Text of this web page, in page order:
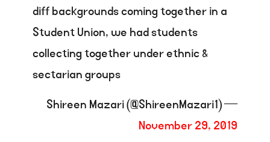
diff backgrounds coming together in a
Student Union, we had students
collecting together under ethnic &
sectarian groups
— Shireen Mazari (@ShireenMazari1)
November 29, 2019